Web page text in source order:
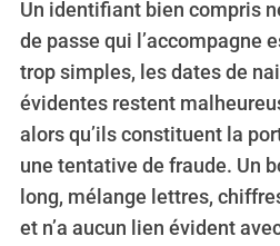
Un identifiant bien compris
de passe qui l’accompagne
trop simples, les dates de
évidentes restent
alors qu’ils constituent la
une tentative de fraude. Un
long, mélange lettres,
et n’a aucun lien évident